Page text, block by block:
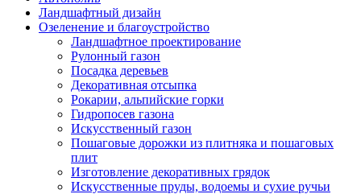
Ландшафтный дизайн
Озеленение и благоустройство
Ландшафтное проектирование
Рулонный газон
Посадка деревьев
Декоративная отсыпка
Рокарии, альпийские горки
Гидропосев газона
Искусственный газон
Пошаговые дорожки из плитняка и пошаговых
плит
Изготовление декоративных грядок
Искусственные пруды, водоемы и сухие ручьи